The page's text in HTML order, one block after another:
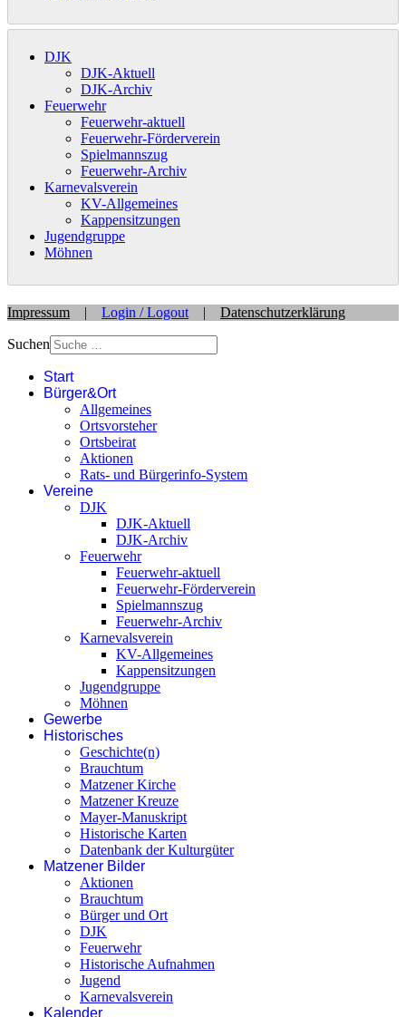
DJK
DJK-Aktuell
DJK-Archiv
Feuerwehr
Feuerwehr-aktuell
Feuerwehr-Förderverein
Spielmannszug
Feuerwehr-Archiv
Karnevalsverein
KV-Allgemeines
Kappensitzungen
Jugendgruppe
Möhnen
Impressum | Login / Logout | Datenschutzerklärung
Suchen
Start
Bürger&Ort
Allgemeines
Ortsvorsteher
Ortsbeirat
Aktionen
Rats- und Bürgerinfo-System
Vereine
DJK
DJK-Aktuell
DJK-Archiv
Feuerwehr
Feuerwehr-aktuell
Feuerwehr-Förderverein
Spielmannszug
Feuerwehr-Archiv
Karnevalsverein
KV-Allgemeines
Kappensitzungen
Jugendgruppe
Möhnen
Gewerbe
Historisches
Geschichte(n)
Brauchtum
Matzener Kirche
Matzener Kreuze
Mayer-Manuskript
Historische Karten
Datenbank der Kulturgüter
Matzener Bilder
Aktionen
Brauchtum
Bürger und Ort
DJK
Feuerwehr
Historische Aufnahmen
Jugend
Karnevalsverein
Kalender